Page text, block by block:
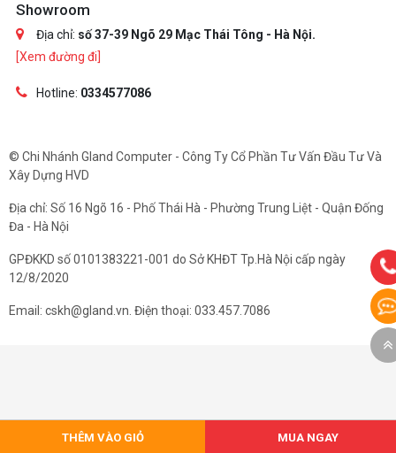
THÊM VÀO GIỎ MUA NGAY
Showroom
Địa chỉ: số 37-39 Ngõ 29 Mạc Thái Tông - Hà Nội.
[Xem đường đi]
Hotline: 0334577086
© Chi Nhánh Gland Computer - Công Ty Cổ Phần Tư Vấn Đầu Tư Và
Xây Dựng HVD
Địa chỉ: Số 16 Ngõ 16 - Phố Thái Hà - Phường Trung Liệt - Quận Đống
Đa - Hà Nội
GPĐKKD số 0101383221-001 do Sở KHĐT Tp.Hà Nội cấp ngày
12/8/2020
Email: cskh@gland.vn. Điện thoại: 033.457.7086